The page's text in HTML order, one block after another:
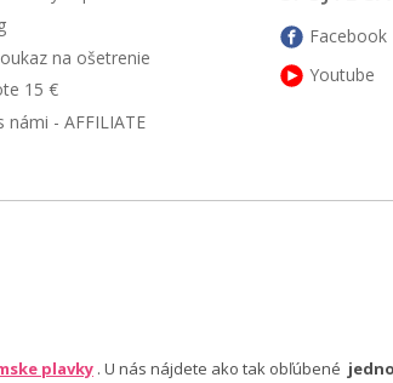
na ošetrenie
15 €
námi - AFFILIATE
Facebook
Youtube
plavky . U nás nájdete ako tak obľúbené